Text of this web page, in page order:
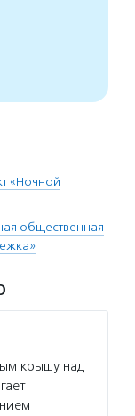
«Ночной
общественная
крышу над